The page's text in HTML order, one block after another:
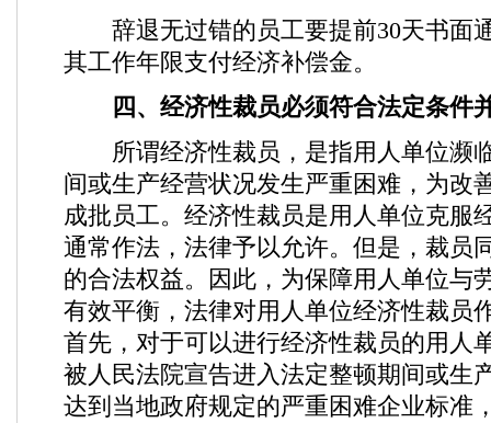
辞退无过错的员工要提前30天书面
其工作年限支付经济补偿金。
四、经济性裁员必须符合法定条件
所谓经济性裁员，是指用人单位濒
间或生产经营状况发生严重困难，为改
成批员工。经济性裁员是用人单位克服
通常作法，法律予以允许。但是，裁员
的合法权益。因此，为保障用人单位与
有效平衡，法律对用人单位经济性裁员
首先，对于可以进行经济性裁员的用人
被人民法院宣告进入法定整顿期间或生
达到当地政府规定的严重困难企业标准